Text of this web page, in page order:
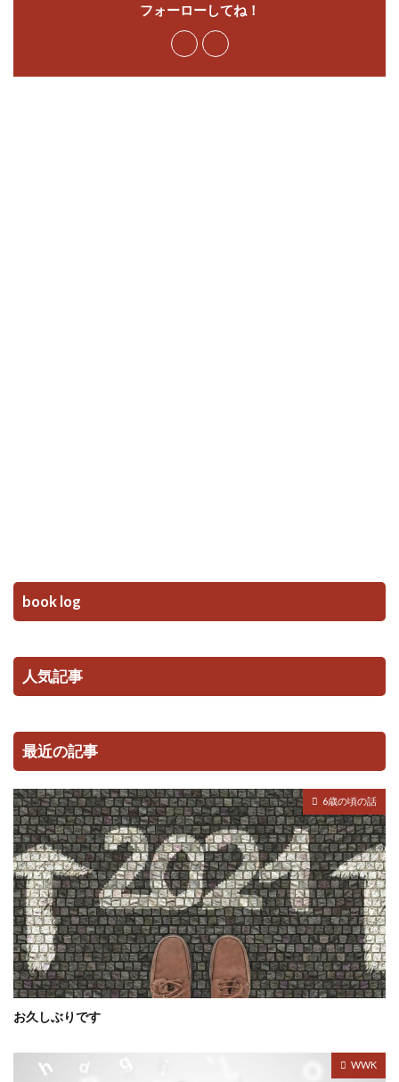
フォーローしてね！
book log
人気記事
最近の記事
6歳の頃の話
お久しぶりです
WWK